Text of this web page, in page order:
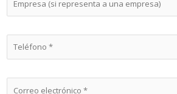
e
r
s
(é